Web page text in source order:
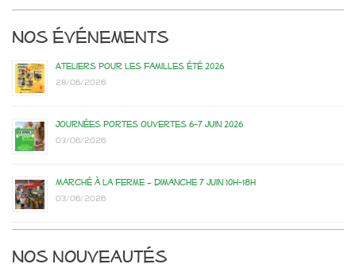
Nos événements
Ateliers pour les familles été 2026
28/06/2026
Journées portes ouvertes 6-7 juin 2026
03/06/2026
Marché à la ferme – dimanche 7 juin 10h-18h
03/06/2026
Nos nouveautés